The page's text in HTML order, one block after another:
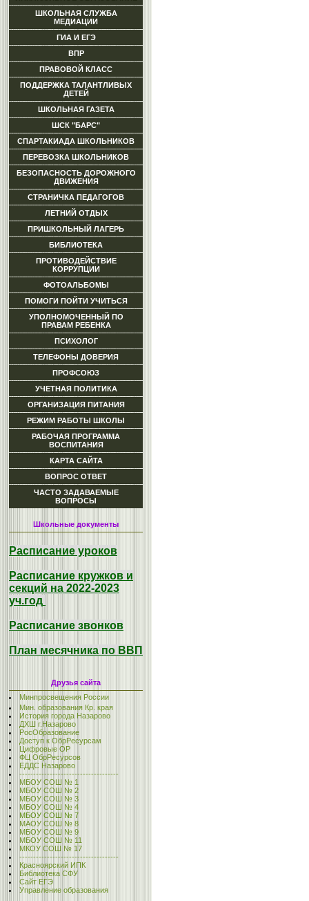
ШКОЛЬНАЯ СЛУЖБА
МЕДИАЦИИ
ГИА И ЕГЭ
ВПР
ПРАВОВОЙ КЛАСС
ПОДДЕРЖКА ТАЛАНТЛИВЫХ
ДЕТЕЙ
ШКОЛЬНАЯ ГАЗЕТА
ШСК "БАРС"
СПАРТАКИАДА ШКОЛЬНИКОВ
ПЕРЕВОЗКА ШКОЛЬНИКОВ
БЕЗОПАСНОСТЬ ДОРОЖНОГО
ДВИЖЕНИЯ
СТРАНИЧКА ПЕДАГОГОВ
ЛЕТНИЙ ОТДЫХ
ПРИШКОЛЬНЫЙ ЛАГЕРЬ
БИБЛИОТЕКА
ПРОТИВОДЕЙСТВИЕ
КОРРУПЦИИ
ФОТОАЛЬБОМЫ
ПОМОГИ ПОЙТИ УЧИТЬСЯ
УПОЛНОМОЧЕННЫЙ ПО
ПРАВАМ РЕБЕНКА
ПСИХОЛОГ
ТЕЛЕФОНЫ ДОВЕРИЯ
ПРОФСОЮЗ
УЧЕТНАЯ ПОЛИТИКА
ОРГАНИЗАЦИЯ ПИТАНИЯ
РЕЖИМ РАБОТЫ ШКОЛЫ
РАБОЧАЯ ПРОГРАММА
ВОСПИТАНИЯ
КАРТА САЙТА
ВОПРОС ОТВЕТ
ЧАСТО ЗАДАВАЕМЫЕ
ВОПРОСЫ
Школьные документы
Расписание уроков
Расписание кружков и
секций на 2022-2023
уч.год
Расписание звонков
План месячника по ВВП
Друзья сайта
Минпросвещения России
Мин. образования Кр. края
История города Назарово
ДХШ г.Назарово
РосОбразование
Доступ к ОбрРесурсам
Цифровые ОР
ФЦ ОбрРесурсов
ЕДДС Назарово
------------------------------------
МБОУ СОШ № 1
МБОУ СОШ № 2
МБОУ СОШ № 3
МБОУ СОШ № 4
МБОУ СОШ № 7
МАОУ СОШ № 8
МБОУ СОШ № 9
МБОУ СОШ № 11
МКОУ СОШ № 17
------------------------------------
Красноярский ИПК
Библиотека СФУ
Сайт ЕГЭ
Управление образования